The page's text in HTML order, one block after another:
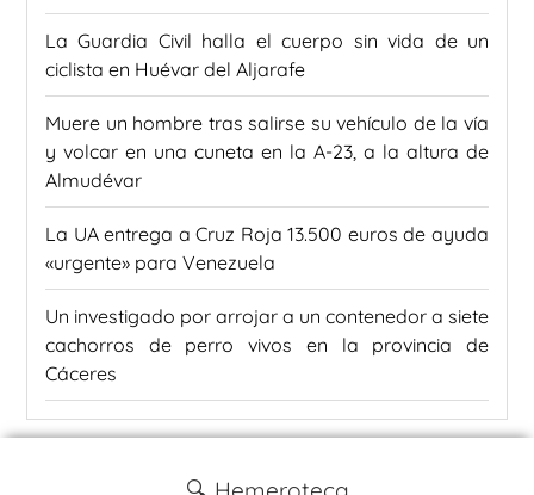
La Guardia Civil halla el cuerpo sin vida de un
ciclista en Huévar del Aljarafe
Muere un hombre tras salirse su vehículo de la vía
y volcar en una cuneta en la A-23, a la altura de
Almudévar
La UA entrega a Cruz Roja 13.500 euros de ayuda
«urgente» para Venezuela
Un investigado por arrojar a un contenedor a siete
cachorros de perro vivos en la provincia de
Cáceres